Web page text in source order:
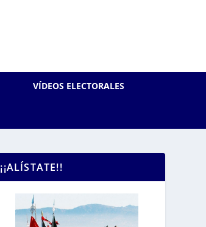
VÍDEOS ELECTORALES
¡¡ALÍSTATE!!